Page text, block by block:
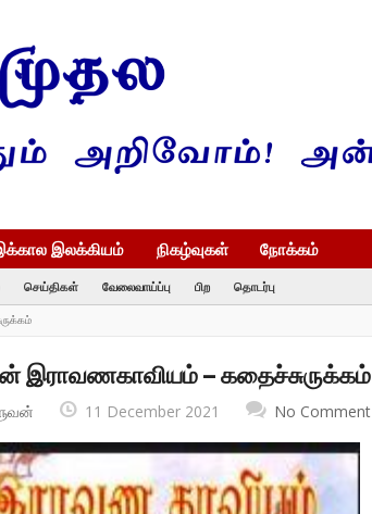
இலக்கியம் நிகழ்வுகள் நோக்கம்
செய்திகள் வேலைவாய்ப்பு பிற தொடர்பு
இராவணகாவியம் – கதைச்சுருக்கம்
11 December 2021 No Comment